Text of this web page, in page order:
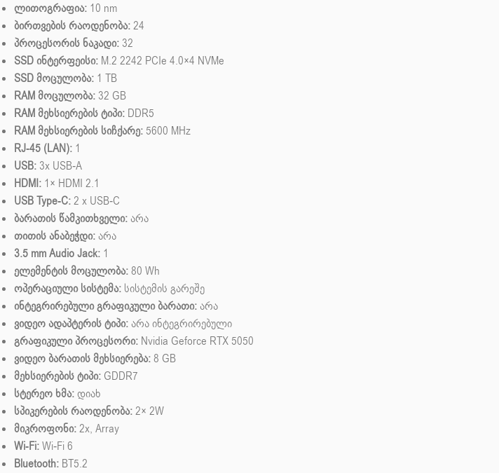
ლითოგრაფია: 10 nm
ბირთვების რაოდენობა:24
პროცესორის ნაკადი: 32
SSD ინტერფეისი: M.2 2242 PCIe 4.0×4 NVMe
SSD მოცულობა: 1 TB
RAM მოცულობა: 32 GB
RAM მეხსიერების ტიპი: DDR5
RAM მეხსიერების სიჩქარე: 5600 MHz
RJ-45 (LAN): 1
USB: 3x USB-A
HDMI: 1× HDMI 2.1
USB Type-C:2 x USB-C
ბარათის წამკითხველი:არა
თითის ანაბეჭდი:არა
3.5 mm Audio Jack: 1
ელემენტის მოცულობა:80 Wh
ოპერაციული სისტემა: სისტემის გარეშე
ინტეგრირებული გრაფიკული ბარათი:არა
ვიდეო ადაპტერის ტიპი:არა ინტეგრირებული
გრაფიკული პროცესორი: Nvidia Geforce RTX 5050
ვიდეო ბარათის მეხსიერება:8 GB
მეხსიერების ტიპი: GDDR7
სტერეო ხმა: დიახ
სპიკერების რაოდენობა:2× 2W
მიკროფონი:2x, Array
Wi-Fi:Wi-Fi 6
Bluetooth: BT5.2